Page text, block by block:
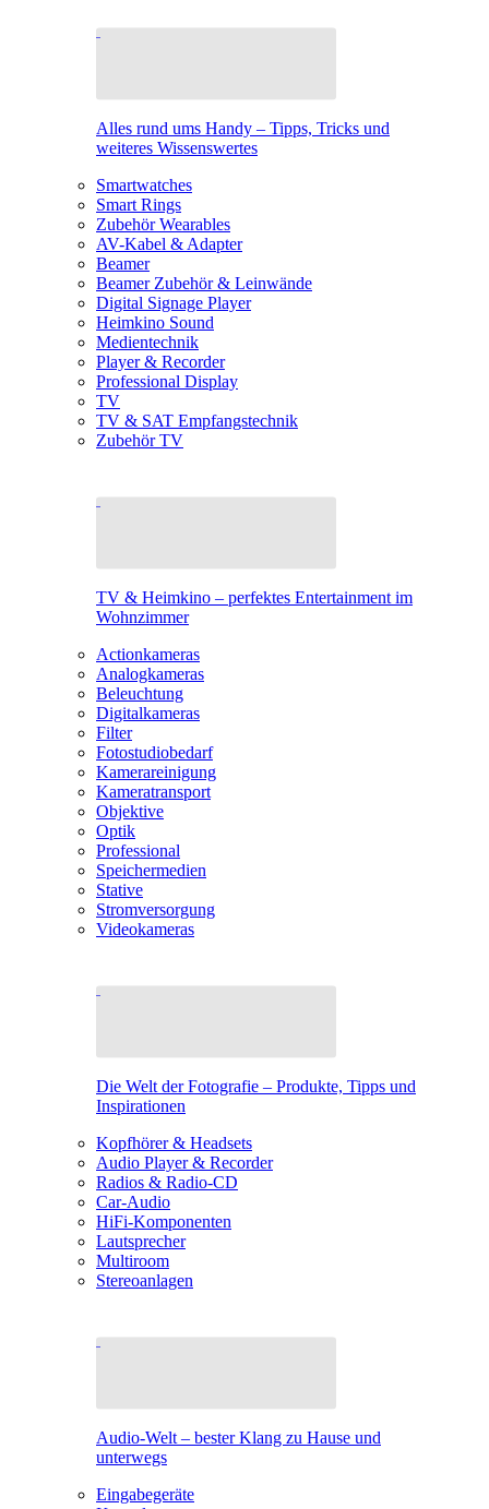
Alles rund ums Handy – Tipps, Tricks und
weiteres Wissenswertes
Smartwatches
Smart Rings
Zubehör Wearables
AV-Kabel & Adapter
Beamer
Beamer Zubehör & Leinwände
Digital Signage Player
Heimkino Sound
Medientechnik
Player & Recorder
Professional Display
TV
TV & SAT Empfangstechnik
Zubehör TV
TV & Heimkino – perfektes Entertainment im
Wohnzimmer
Actionkameras
Analogkameras
Beleuchtung
Digitalkameras
Filter
Fotostudiobedarf
Kamerareinigung
Kameratransport
Objektive
Optik
Professional
Speichermedien
Stative
Stromversorgung
Videokameras
Die Welt der Fotografie – Produkte, Tipps und
Inspirationen
Kopfhörer & Headsets
Audio Player & Recorder
Radios & Radio-CD
Car-Audio
HiFi-Komponenten
Lautsprecher
Multiroom
Stereoanlagen
Audio-Welt – bester Klang zu Hause und
unterwegs
Eingabegeräte